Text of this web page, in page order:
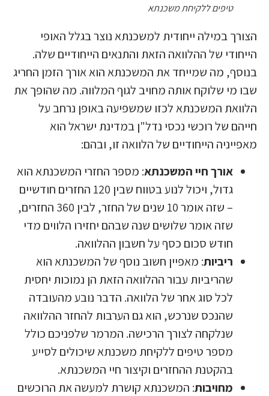
טיפים ללקיחת משכנתא
הצורך במילה ייחודית למשכנתא נוצר בגלל האופי
הייחודי של ההלוואה הזאת והתנאים הייחודיים שלה.
בנוסף, מה שמייחד את המשכנתא הוא אורך הזמן החריג
שבו מי שלוקח אותה מחויב לגוף המלווה. מה שהופך את
הלוואת המשכנתא לכזו שמשפיעה באופן נרחב על
חייהם של רוכשי נכסי נדל"ן במדינת ישראל הוא
מאפייניה הייחודיים של הלוואה זו, ובהם:
אורך חיי המשכנתא: מספר החזרי המשכנתא הוא
גדול, ויכול לנוע בטווח שבין 120 החזרים חודשיים
– שזה אומר 10 שנים של החזר, לבין 360 החזרים,
שזה אומר שלושים שנה שבהם יחזירו הלווים מדי
חודש סכום כסף על חשבון ההלוואה.
ריביות: מאפיין חשוב נוסף של המשכנתא הוא
שהריביות עבור ההלוואה הזאת הן נמוכות יחסית
לכל סוג אחר של הלוואה. הדבר נובע מהעובדה
שהנכס שנרכש, הוא גם הערבות להחזר ההלוואה
שנלקחה לצורך הרכישה. המרמר שלפניכם כולל
מספר טיפים ללקיחת משכנתא שיכולים לסייע
בהקטנת ההחזרים וקיצור חיי המשכנתא.
מחויבות: המשכנתא קושרת למעשה את הרוכשים